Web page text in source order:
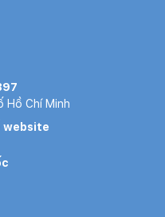
Hồ Chí Minh
website